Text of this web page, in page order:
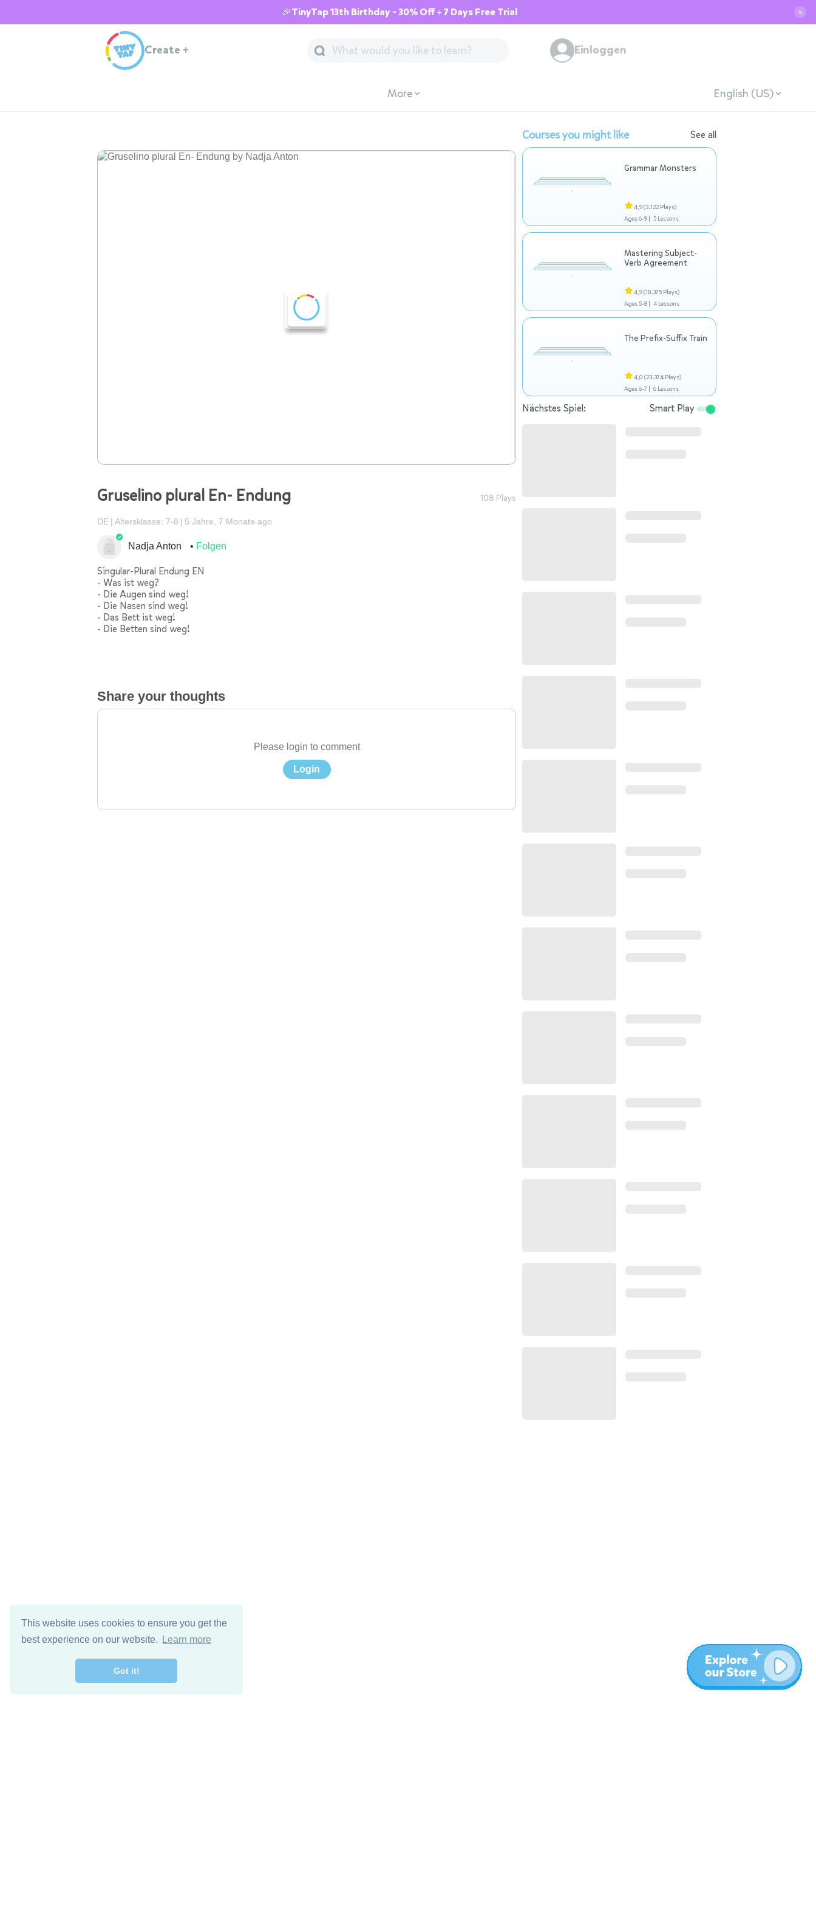
This website uses cookies to ensure you get the
best experience on our website.
Learn more
Got it!
🎉TinyTap 13th Birthday - 30% Off + 7 Days Free Trial ✕
Create + Einloggen
More English (US)
Gruselino plural En- Endung 108 Plays
DE Altersklasse: 7-8 5 Jahre, 7 Monate ago
Nadja Anton Folgen
Singular-Plural Endung EN
- Was ist weg?
- Die Augen sind weg!
- Die Nasen sind weg!
- Das Bett ist weg!
- Die Betten sind weg!
Share your thoughts
Please login to comment
Login
Courses you might like See all
Grammar Monsters
4,9(3.122 Plays)
Ages 6-9 | 5 Lessons
Mastering Subject-
Verb Agreement
4,9(18.375 Plays)
Ages 5-8 | 4 Lessons
The Prefix-Suffix Train
4,0 (23.374 Plays)
Ages 6-7 | 6 Lessons
Nächstes Spiel: Smart Play